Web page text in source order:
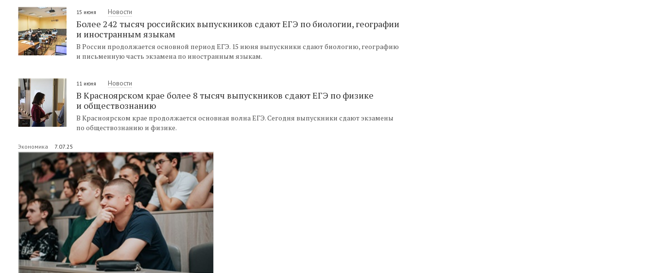
15 июня Новости
Более 242 тысяч российских выпускников сдают ЕГЭ по биологии, географии
и иностранным языкам
В России продолжается основной период ЕГЭ. 15 июня выпускники сдают биологию, географию
и письменную часть экзамена по иностранным языкам.
11 июня Новости
В Красноярском крае более 8 тысяч выпускников сдают ЕГЭ по физике
и обществознанию
В Красноярском крае продолжается основная волна ЕГЭ. Сегодня выпускники сдают экзамены
по обществознанию и физике.
Экономика 7.07.25